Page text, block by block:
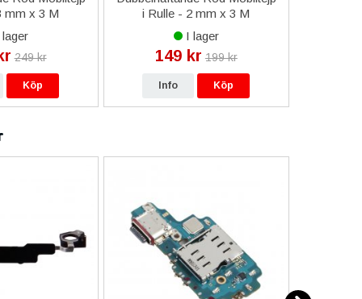
mm x 3 M
249 kr
Köp
i Rulle - 2 mm x 3 M
I lager
149 kr 199 kr
Info Köp